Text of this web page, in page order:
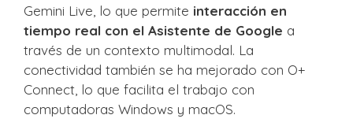
Gemini Live, lo que permite interacción en
tiempo real con el Asistente de Google a
través de un contexto multimodal. La
conectividad también se ha mejorado con O+
Connect, lo que facilita el trabajo con
computadoras Windows y macOS.